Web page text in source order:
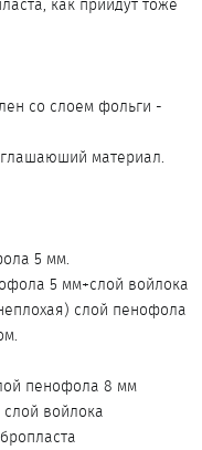
как прийдут тоже
со слоем фольги -
материал.
5 мм.
5 мм+слой войлока
слой пенофола
пенофола 8 мм
войлока